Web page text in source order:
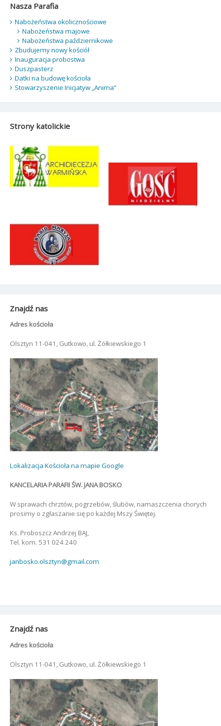
Nasza Parafia
Nabożeństwa okolicznościowe
Nabożeństwa majowe
Nabożeństwa październikowe
Zbudujemy nowy kościół
Inauguracja probostwa
Duszpasterz
Datki na budowę kościoła
Stowarzyszenie Inicjatyw „Anima”
Strony katolickie
Znajdź nas
Adres kościoła
Olsztyn 11-041, Gutkowo, ul. Żółkiewskiego 1
Lokalizacja Kościoła na mapie Google
KANCELARIA PARAFII ŚW. JANA BOSKO
W sprawach chrztów, pogrzebów, ślubów, namaszczenia chorych
prosimy o zgłaszanie się po każdej Mszy Świętej.
Ks. Proboszcz Andrzej BAJ,
Tel. kom. 531 024 240
janbosko.olsztyn@gmail.com
Znajdź nas
Adres kościoła
Olsztyn 11-041, Gutkowo, ul. Żółkiewskiego 1